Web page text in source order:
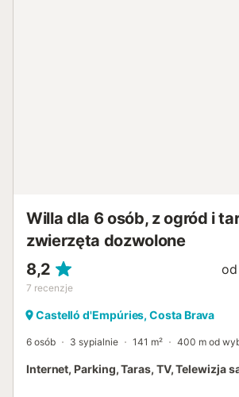
Willa dla 6 osób, z ogród i
zwierzęta dozwolone
8,2
7 recenzje
od
Castelló d'Empúries, Costa Brava
6 osób 3 sypialnie 141 m² 400 m od
Internet, Parking, Taras, TV, Telewizja